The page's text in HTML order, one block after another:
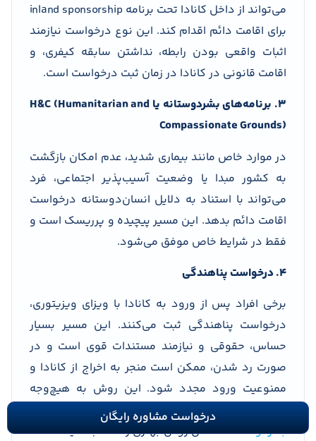
می‌تواند از داخل کانادا تحت برنامه inland sponsorship
برای اقامت دائم اقدام کند. این نوع درخواست نیازمند
اثبات واقعی بودن رابطه، نداشتن سابقه کیفری، و
اقامت قانونی در کانادا در زمان ثبت درخواست است.
3. برنامه‌های بشردوستانه یا H&C (Humanitarian and
Compassionate Grounds)
در موارد خاص مانند بیماری شدید، عدم امکان بازگشت
به کشور مبدا یا وضعیت آسیب‌پذیر اجتماعی، فرد
می‌تواند با استناد به دلایل انسان‌دوستانه درخواست
اقامت دائم بدهد. این مسیر پیچیده و پرریسک است و
فقط در شرایط خاص موفق می‌شود.
4. درخواست پناهندگی
برخی افراد پس از ورود به کانادا با ویزای ویزیتوری،
درخواست پناهندگی ثبت می‌کنند. این مسیر بسیار
حساس، حقوقی و نیازمند مستندات قوی است و در
صورت رد شدن، ممکن است منجر به اخراج از کانادا و
ممنوعیت ورود مجدد شود. این روش به هیچ‌وجه
توصیه نمی‌شود. با آگاهی ازتفاوت پناهندگی و اقامت
بشردوستانه، حداقل روش بهتری را انتخاب کنید.
درخواست مشاوره رایگان